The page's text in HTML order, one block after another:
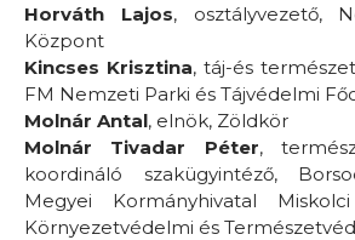
Horváth Lajos, osztályvezető,
Központ
Kincses Krisztina, táj-és
FM Nemzeti Parki és Tájvédelmi
Molnár Antal, elnök, Zöldkör
Molnár Tivadar Péter,
koordináló szakügyintéző,
Megyei Kormányhivatal
Környezetvédelmi és